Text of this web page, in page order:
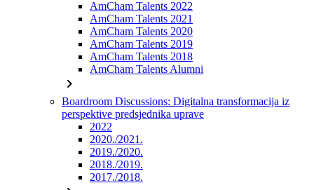
AmCham Talents 2022
AmCham Talents 2021
AmCham Talents 2020
AmCham Talents 2019
AmCham Talents 2018
AmCham Talents Alumni
chevron_right
Boardroom Discussions: Digitalna transformacija iz
perspektive predsjednika uprave
2022
2020./2021.
2019./2020.
2018./2019.
2017./2018.